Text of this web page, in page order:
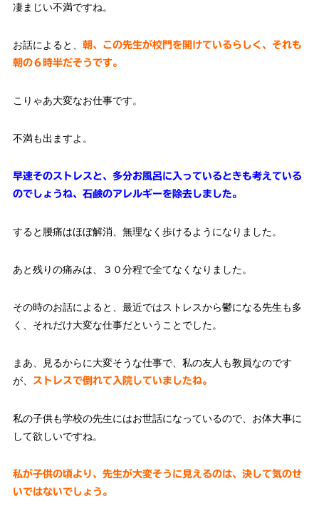
凄まじい不満ですね。
お話によると、 朝、この先生が校門を開けているらしく、それも
朝の６時半だそうです。
こりゃあ大変なお仕事です。
不満も出ますよ。
早速そのストレスと、多分お風呂に入っているときも考えている
のでしょうね、石鹸のアレルギーを除去しました。
すると腰痛はほぼ解消、無理なく歩けるようになりました。
あと残りの痛みは、３０分程で全てなくなりました。
その時のお話によると、最近ではストレスから鬱になる先生も多
く、それだけ大変な仕事だということでした。
まあ、見るからに大変そうな仕事で、私の友人も教員なのです
が、
ストレスで倒れて入院していましたね。
私の子供も学校の先生にはお世話になっているので、お体大事に
して欲しいですね。
私が子供の頃より、先生が大変そうに見えるのは、決して気のせ
いではないでしょう。